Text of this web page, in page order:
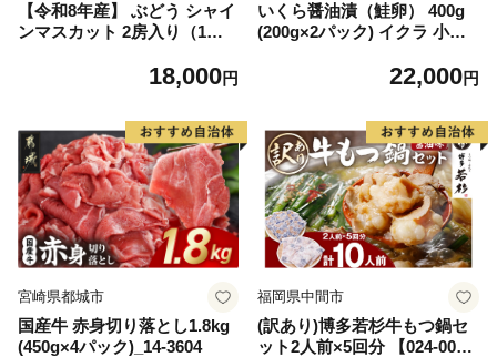
【令和8年産】 ぶどう シャイ
ンマスカット 2房入り（1房6
産【山形eLab】 ka074-023-r
18,000円
いくら醤油漬（鮭卵） 400g
(200g×2パック) イクラ 小分
くら醤油漬け 鮭 鮭卵 ikura
大好評品 北海道 白糠町
22,000円
宮崎県都城市
国産牛 赤身切り落とし1.8kg
(450g×4パック)_14-3604
福岡県中間市
(訳あり)博多若杉牛もつ鍋セ
ット2人前×5回分 【024-002